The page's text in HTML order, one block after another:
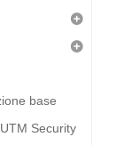
base
Security